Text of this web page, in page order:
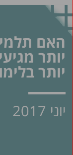
האם
יותר
יותר
יוני 2017